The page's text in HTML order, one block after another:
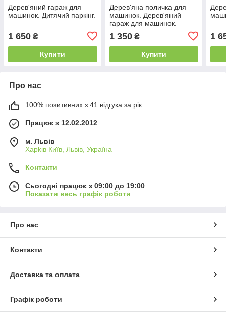
Дерев'яний гараж для
машинок. Дитячий паркінг.
1 650 ₴
Купити
Дерев'яна поличка для
машинок. Дерев'яний
гараж для машинок.
1 350₴
Купити
1
Про нас
100% позитивних з 41 відгука за рік
Працює з 12.02.2012
м. Львів
Харkiв Київ, Львів, Україна
Контакти
Сьогодні працює з 09:00 до 19:00
Показати весь графік роботи
Про нас
Контакти
Доставка та оплата
Графік роботи